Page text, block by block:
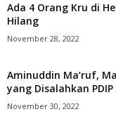
Ada 4 Orang Kru di
Hilang
November 28, 2022
Aminuddin Ma’ruf,
yang Disalahkan PDIP
November 30, 2022